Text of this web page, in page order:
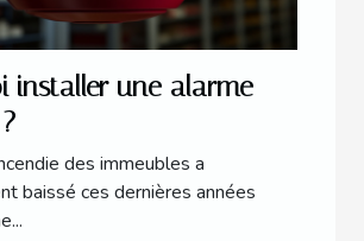
installer une alarme
des immeubles a
baissé ces dernières années